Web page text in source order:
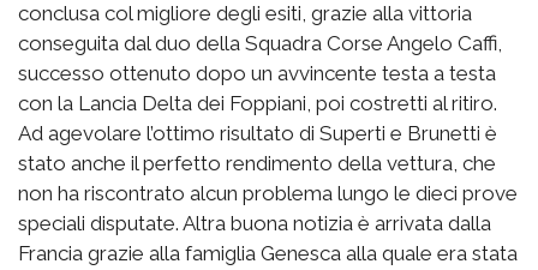
conclusa col migliore degli esiti, grazie alla vittoria
conseguita dal duo della Squadra Corse Angelo Caffi,
successo ottenuto dopo un avvincente testa a testa
con la Lancia Delta dei Foppiani, poi costretti al ritiro.
Ad agevolare l’ottimo risultato di Superti e Brunetti è
stato anche il perfetto rendimento della vettura, che
non ha riscontrato alcun problema lungo le dieci prove
speciali disputate. Altra buona notizia è arrivata dalla
Francia grazie alla famiglia Genesca alla quale era stata